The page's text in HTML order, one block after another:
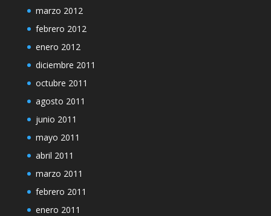
marzo 2012
febrero 2012
enero 2012
diciembre 2011
octubre 2011
agosto 2011
junio 2011
mayo 2011
abril 2011
marzo 2011
febrero 2011
enero 2011